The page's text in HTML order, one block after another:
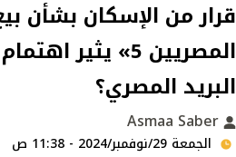
قرار من الإسكان
المصريين 5»
البريد المصري؟
الجمعة 29/نوفمبر/2024 - 11:38 ص